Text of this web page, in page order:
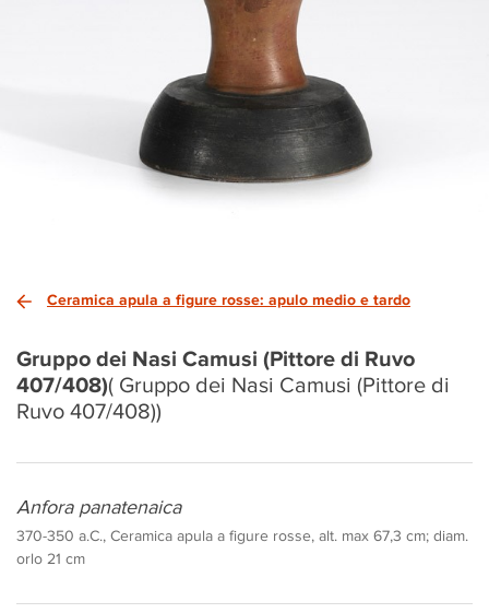
Ceramica apula a figure rosse: apulo medio e tardo
Gruppo dei Nasi Camusi (Pittore di Ruvo
407/408)( Gruppo dei Nasi Camusi (Pittore di
Ruvo 407/408))
Anfora panatenaica
370-350 a.C., Ceramica apula a figure rosse, alt. max 67,3 cm; diam.
orlo 21 cm